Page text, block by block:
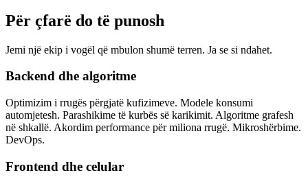
Për çfarë do të punosh
Jemi një ekip i vogël që mbulon shumë terren. Ja se si ndahet.
Backend dhe algoritme
Optimizim i rrugës përgjatë kufizimeve. Modele konsumi
automjetesh. Parashikime të kurbës së karikimit. Algoritme grafesh
në shkallë. Akordim performance për miliona rrugë. Mikroshërbime.
DevOps.
Frontend dhe celular